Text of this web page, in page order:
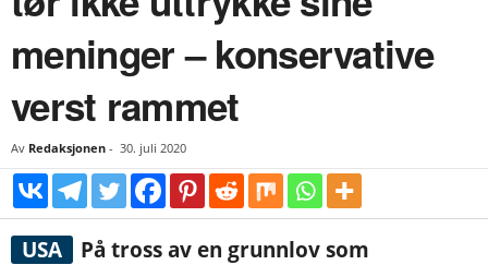
meninger – konservative
verst rammet
Av Redaksjonen - 30. juli 2020
USA
På tross av en grunnlov som